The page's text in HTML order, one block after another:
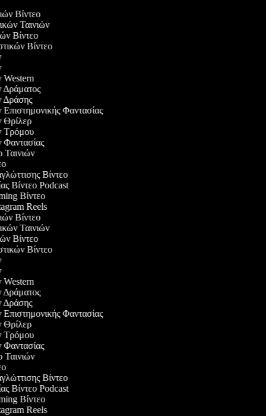
Βίντεο
Ταινιών
Βίντεο
Βίντεο
Western
Δράματος
Δράσης
Επιστημονικής Φαντασίας
Θρίλερ
Τρόμου
Φαντασίας
Ταινιών
Βίντεο
Βίντεο Podcast
Βίντεο
Reels
Βίντεο
Ταινιών
Βίντεο
Βίντεο
Western
Δράματος
Δράσης
Επιστημονικής Φαντασίας
Θρίλερ
Τρόμου
Φαντασίας
Ταινιών
Βίντεο
Βίντεο Podcast
Βίντεο
Reels